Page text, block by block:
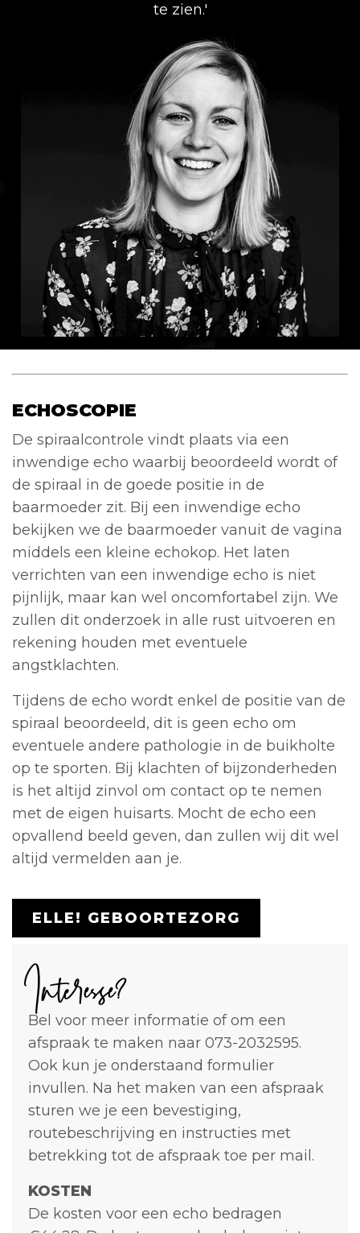
te zien.'
ECHOSCOPIE
De spiraalcontrole vindt plaats via een
inwendige echo waarbij beoordeeld wordt of
de spiraal in de goede positie in de
baarmoeder zit. Bij een inwendige echo
bekijken we de baarmoeder vanuit de vagina
middels een kleine echokop. Het laten
verrichten van een inwendige echo is niet
pijnlijk, maar kan wel oncomfortabel zijn. We
zullen dit onderzoek in alle rust uitvoeren en
rekening houden met eventuele
angstklachten.
Tijdens de echo wordt enkel de positie van de
spiraal beoordeeld, dit is geen echo om
eventuele andere pathologie in de buikholte
op te sporten. Bij klachten of bijzonderheden
is het altijd zinvol om contact op te nemen
met de eigen huisarts. Mocht de echo een
opvallend beeld geven, dan zullen wij dit wel
altijd vermelden aan je.
ELLE! GEBOORTEZORG
Interesse?
Bel voor meer informatie of om een
afspraak te maken naar 073-2032595.
Ook kun je onderstaand formulier
invullen. Na het maken van een afspraak
sturen we je een bevestiging,
routebeschrijving en instructies met
betrekking tot de afspraak toe per mail.
KOSTEN
De kosten voor een echo bedragen